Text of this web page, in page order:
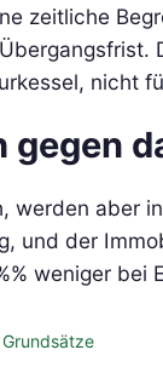
zeitliche
nicht
werden aber
und der
weniger bei